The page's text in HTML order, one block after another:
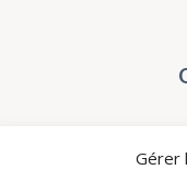
Gérer